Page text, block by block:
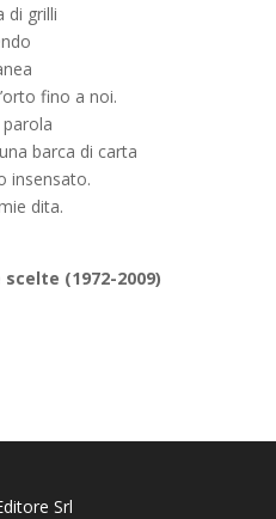
di grilli
fino a noi.
barca di carta
insensato.
dita.
(1972-2009)
Srl